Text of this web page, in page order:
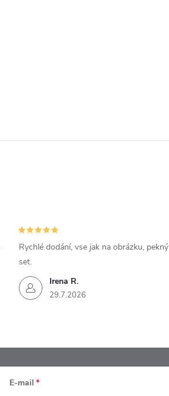
Irena R.
29.7.2026
Rychlé dodání, vse jak na obrázku, pekný
set.
E-mail